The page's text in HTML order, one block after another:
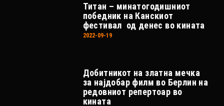
Титан – минатогодишниот
победник на Канскиот
фестивал од денес во кината
2022-09-19
Добитникот на златна мечка
за најдобар филм во Берлин на
редовниот репертоар во
кината